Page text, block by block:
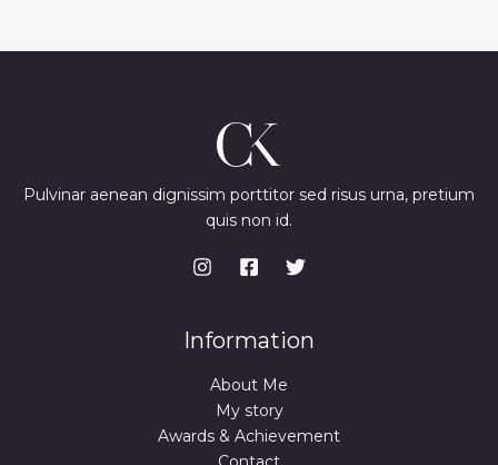
Pulvinar aenean dignissim porttitor sed risus urna, pretium
quis non id.
Information
About Me
My story
Awards & Achievement